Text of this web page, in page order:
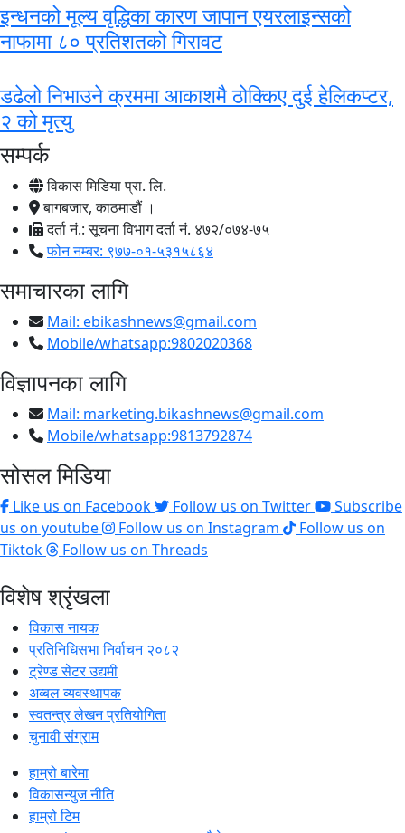
इन्धनको मूल्य वृद्धिका कारण जापान एयरलाइन्सको
नाफामा ८० प्रतिशतको गिरावट
डढेलो निभाउने क्रममा आकाशमै ठोक्किए दुई हेलिकप्टर,
२ को मृत्यु
सम्पर्क
विकास मिडिया प्रा. लि.
बागबजार, काठमाडौं ।
दर्ता नं.: सूचना विभाग दर्ता नं. ४७२/०७४-७५
फोन नम्बर: ९७७-०१-५३१५८६४
समाचारका लागि
Mail: ebikashnews@gmail.com
Mobile/whatsapp:9802020368
विज्ञापनका लागि
Mail: marketing.bikashnews@gmail.com
Mobile/whatsapp:9813792874
सोसल मिडिया
Like us on Facebook Follow us on Twitter
Subscribe
us on youtube
Follow us on Instagram
Follow us on
Tiktok
Follow us on Threads
विशेष श्रृंखला
विकास नायक
प्रतिनिधिसभा निर्वाचन २०८२
ट्रेण्ड सेटर उद्यमी
अव्बल व्यवस्थापक
स्वतन्त्र लेखन प्रतियोगिता
चुनावी संग्राम
हाम्रो बारेमा
विकासन्युज नीति
हाम्रो टिम